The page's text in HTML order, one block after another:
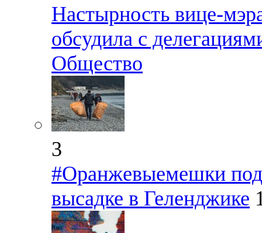
Настырность вице-
обсудила с
Общество
3
#Оранжевыемешки
высадке в Геленджике